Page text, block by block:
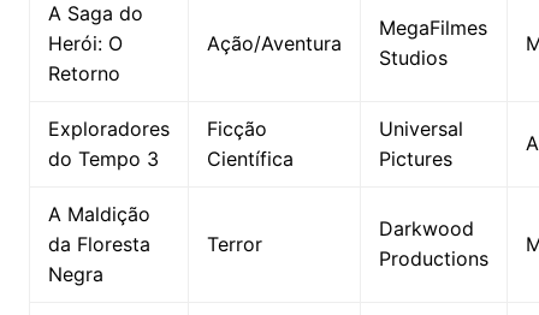
A Saga do
Herói: O
Retorno
Ação/Aventura
MegaFilmes
Studios
Exploradores
do Tempo 3
Ficção
Científica
Universal
Pictures
A Maldição
da Floresta
Negra
Terror
Darkwood
Productions